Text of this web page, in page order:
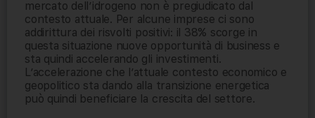
mercato dell’idrogeno non è pregiudicato dal
contesto attuale. Per alcune imprese ci sono
addirittura dei risvolti positivi: il 38% scorge in
questa situazione nuove opportunità di business e
sta quindi accelerando gli investimenti.
L’accelerazione che l’attuale contesto economico e
geopolitico sta dando alla transizione energetica
può quindi beneficiare la crescita del settore.